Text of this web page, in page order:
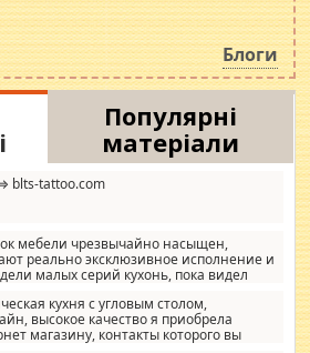
Обурюють сьогоднішні інсенуації
питання. Штучно
ще одна соціальна катастрофа.
Блоги
Популярні
матеріали
blts-tattoo.com
мебели чрезвычайно насыщен,
реально эксклюзивное исполнение и
малых серий кухонь, пока видел
креативненько и что главное -
без ненужных наворотов удорожающих
фактор.
кухня с угловым столом,
высокое качество я приобрела
магазину, контакты которого вы